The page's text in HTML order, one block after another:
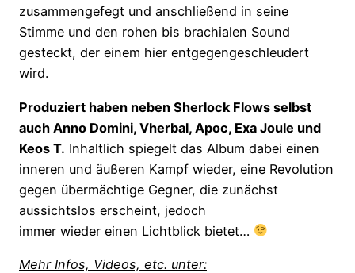
zusammengefegt und anschließend in seine
Stimme und den rohen bis brachialen Sound
gesteckt, der einem hier entgegengeschleudert
wird.
Produziert haben neben Sherlock Flows selbst
auch Anno Domini, Vherbal, Apoc, Exa Joule und
Keos T. Inhaltlich spiegelt das Album dabei einen
inneren und äußeren Kampf wieder, eine Revolution
gegen übermächtige Gegner, die zunächst
aussichtslos erscheint, jedoch
immer wieder einen Lichtblick bietet…
Mehr Infos, Videos, etc. unter: